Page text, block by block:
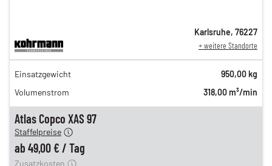
Atlas Copco XAS 97
86,00 €
71,00 €
61,00 €
Staffelpreise
ab 49,00 € / Tag
12,00 €
Zusatzkosten
Karlsruhe, 76227
+ weitere Standorte
Einsatzgewicht
950,00 kg
Volumenstrom
318,00 m³/min